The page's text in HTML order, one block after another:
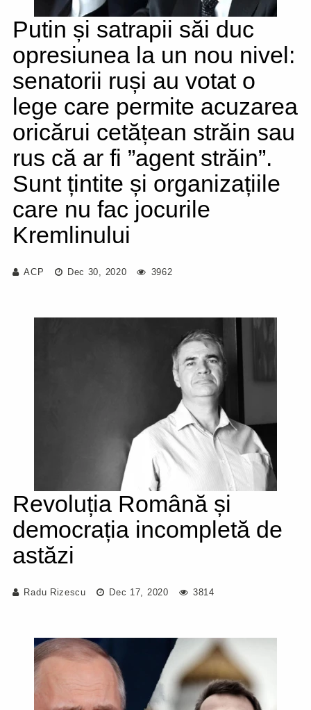
Putin și satrapii săi duc
opresiunea la un nou nivel:
senatorii ruși au votat o
lege care permite acuzarea
oricărui cetățean străin sau
rus că ar fi ”agent străin”.
Sunt țintite și organizațiile
care nu fac jocurile
Kremlinului
ACP Dec 30, 2020 3962
Revoluția Română și
democrația incompletă de
astăzi
Radu Rizescu Dec 17, 2020 3814